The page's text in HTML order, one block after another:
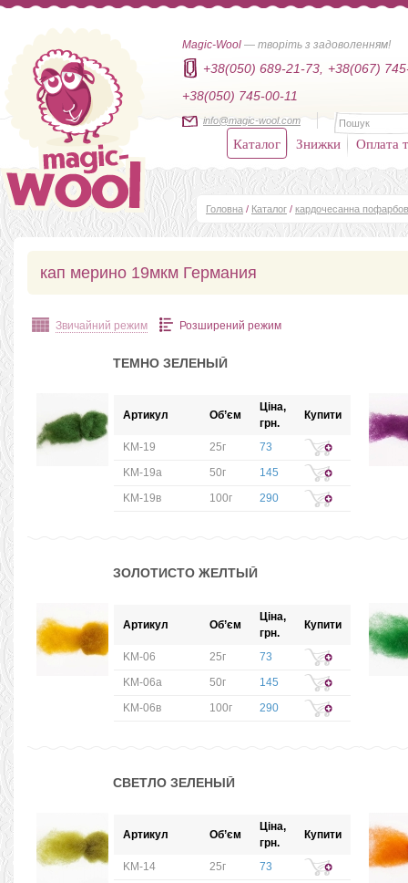
Magic-Wool — творіть з задоволенням!
+38(050) 689-21-73,
+38(067)
+38(050) 745-00-11
info@magic-wool.com
Каталог Знижки Оплата
Головна / Каталог / кардочесанна
кап мерино 19мкм Германия
Звичайний режим Розширений режим
ТЕМНО ЗЕЛЕНЫЙ
Артикул Об’єм
Ціна,
грн.
Купити
KM-19 25г
73
KM-19а
50г
145
KM-19в
100г 290
ЗОЛОТИСТО ЖЕЛТЫЙ
Артикул Об’єм
Ціна,
грн.
Купити
KM-06 25г
73
KM-06а
50г
145
KM-06в
100г 290
СВЕТЛО ЗЕЛЕНЫЙ
Артикул Об’єм
Ціна,
грн.
Купити
KM-14 25г
73